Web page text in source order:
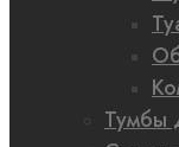
Тумбы